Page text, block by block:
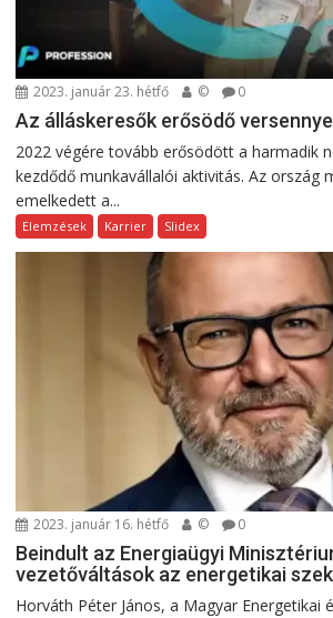
2023. január 23. hétfő © 0
Az álláskeresők erősödő
2022 végére tovább erősödött a harmadik
kezdődő munkavállalói aktivitás. Az ország
emelkedett a...
Elemzések Karrier Slidex
2023. január 16. hétfő © 0
Beindult az Energiaügyi
vezetőváltások az energetikai
Horváth Péter János, a Magyar Energetikai